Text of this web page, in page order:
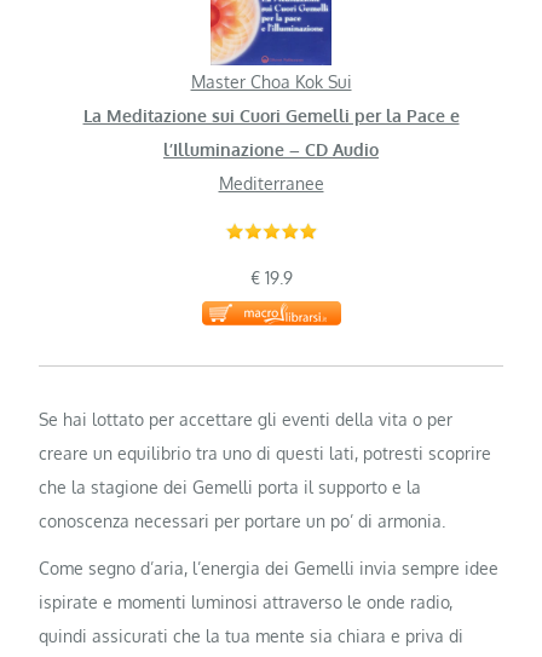
Master Choa Kok Sui
La Meditazione sui Cuori Gemelli per la Pace e
l’Illuminazione – CD Audio
Mediterranee
€ 19.9
Se hai lottato per accettare gli eventi della vita o per
creare un equilibrio tra uno di questi lati, potresti scoprire
che la stagione dei Gemelli porta il supporto e la
conoscenza necessari per portare un po’ di armonia.
Come segno d’aria, l’energia dei Gemelli invia sempre idee
ispirate e momenti luminosi attraverso le onde radio,
quindi assicurati che la tua mente sia chiara e priva di